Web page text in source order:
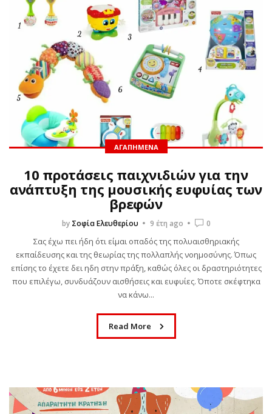
ΑΓΑΠΗΜΈΝΑ
10 προτάσεις παιχνιδιών για την
ανάπτυξη της μουσικής ευφυίας των
βρεφών
by Σοφία Ελευθερίου 9 έτη ago 0
Σας έχω πει ήδη ότι είμαι οπαδός της πολυαισθηριακής
εκπαίδευσης και της θεωρίας της πολλαπλής νοημοσύνης. Όπως
επίσης το έχετε δει ηδη στην πράξη, καθώς όλες οι δραστηριότητες
που επιλέγω, συνδυάζουν αισθήσεις και ευφυίες. Όποτε σκέφτηκα
να κάνω...
Read More